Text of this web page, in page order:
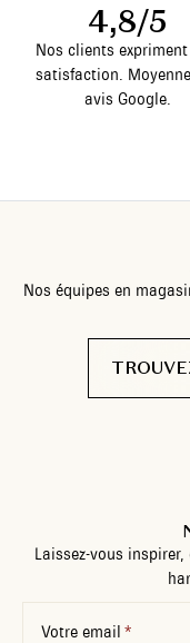
4,8/5
Nos clients
satisfaction.
avis Google.
Nos équipes en
Laissez-vous
Votre email